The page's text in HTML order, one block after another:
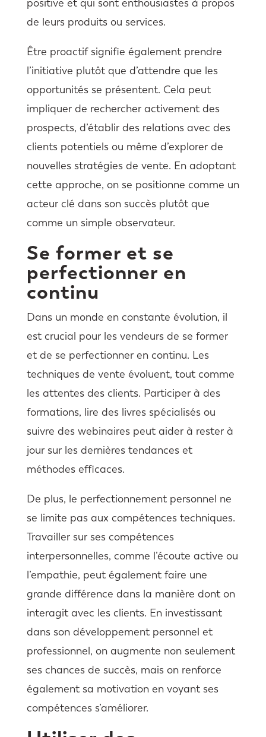
positive et qui sont enthousiastes à propos
de leurs produits ou services.
Être proactif signifie également prendre
l’initiative plutôt que d’attendre que les
opportunités se présentent. Cela peut
impliquer de rechercher activement des
prospects, d’établir des relations avec des
clients potentiels ou même d’explorer de
nouvelles stratégies de vente. En adoptant
cette approche, on se positionne comme un
acteur clé dans son succès plutôt que
comme un simple observateur.
Se former et se
perfectionner en
continu
Dans un monde en constante évolution, il
est crucial pour les vendeurs de se former
et de se perfectionner en continu. Les
techniques de vente évoluent, tout comme
les attentes des clients. Participer à des
formations, lire des livres spécialisés ou
suivre des webinaires peut aider à rester à
jour sur les dernières tendances et
méthodes efficaces.
De plus, le perfectionnement personnel ne
se limite pas aux compétences techniques.
Travailler sur ses compétences
interpersonnelles, comme l’écoute active ou
l’empathie, peut également faire une
grande différence dans la manière dont on
interagit avec les clients. En investissant
dans son développement personnel et
professionnel, on augmente non seulement
ses chances de succès, mais on renforce
également sa motivation en voyant ses
compétences s’améliorer.